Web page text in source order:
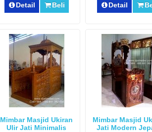
Detail Beli Detail
Mimbar Masjid Ukiran
Ulir Jati Minimalis
Mimbar Masjid
Jati Modern